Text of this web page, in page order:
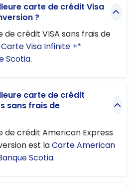
carte de crédit Visa
?
de crédit VISA sans frais de
Carte Visa Infinite +*
Scotia.
carte de crédit
sans frais de
de crédit American Express
est laCarte American
Scotia.